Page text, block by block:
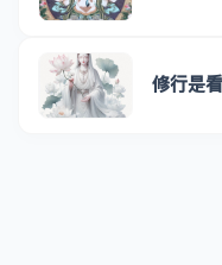
修行是